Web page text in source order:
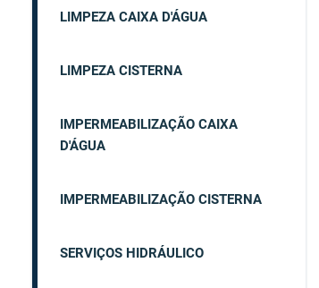
LIMPEZA CAIXA D'ÁGUA
LIMPEZA CISTERNA
IMPERMEABILIZAÇÃO CAIXA
D'ÁGUA
IMPERMEABILIZAÇÃO CISTERNA
SERVIÇOS HIDRÁULICO